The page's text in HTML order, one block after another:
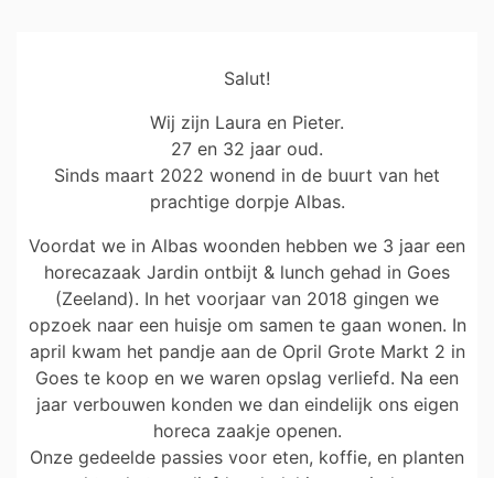
Salut!
Wij zijn Laura en Pieter.
27 en 32 jaar oud.
Sinds maart 2022 wonend in de buurt van het
prachtige dorpje Albas.
Voordat we in Albas woonden hebben we 3 jaar een
horecazaak Jardin ontbijt & lunch gehad in Goes
(Zeeland). In het voorjaar van 2018 gingen we
opzoek naar een huisje om samen te gaan wonen. In
april kwam het pandje aan de Opril Grote Markt 2 in
Goes te koop en we waren opslag verliefd. Na een
jaar verbouwen konden we dan eindelijk ons eigen
horeca zaakje openen.
Onze gedeelde passies voor eten, koffie, en planten